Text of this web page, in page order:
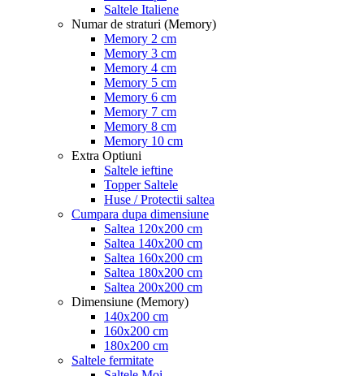
Saltele Italiene
Numar de straturi (Memory)
Memory 2 cm
Memory 3 cm
Memory 4 cm
Memory 5 cm
Memory 6 cm
Memory 7 cm
Memory 8 cm
Memory 10 cm
Extra Optiuni
Saltele ieftine
Topper Saltele
Huse / Protectii saltea
Cumpara dupa dimensiune
Saltea 120x200 cm
Saltea 140x200 cm
Saltea 160x200 cm
Saltea 180x200 cm
Saltea 200x200 cm
Dimensiune (Memory)
140x200 cm
160x200 cm
180x200 cm
Saltele fermitate